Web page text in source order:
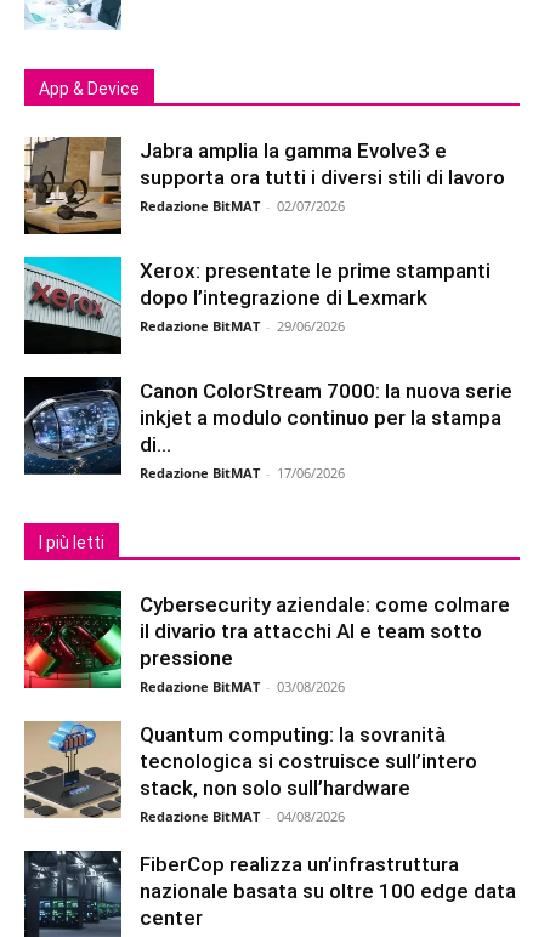
App & Device
Jabra amplia la gamma Evolve3 e
supporta ora tutti i diversi stili di lavoro
Redazione BitMAT - 02/07/2026
Xerox: presentate le prime stampanti
dopo l’integrazione di Lexmark
Redazione BitMAT - 29/06/2026
Canon ColorStream 7000: la nuova serie
inkjet a modulo continuo per la stampa
di...
Redazione BitMAT - 17/06/2026
I più letti
Cybersecurity aziendale: come colmare
il divario tra attacchi AI e team sotto
pressione
Redazione BitMAT - 03/08/2026
Quantum computing: la sovranità
tecnologica si costruisce sull’intero
stack, non solo sull’hardware
Redazione BitMAT - 04/08/2026
FiberCop realizza un’infrastruttura
nazionale basata su oltre 100 edge data
center